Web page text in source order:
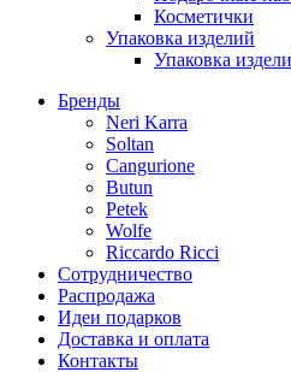
Косметички
Упаковка изделий
Упаковка
Бренды
Neri Karra
Soltan
Cangurione
Butun
Petek
Wolfe
Riccardo Ricci
Сотрудничество
Распродажа
Идеи подарков
Доставка и оплата
Контакты